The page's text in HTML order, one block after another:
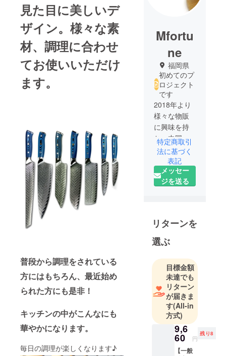
見た目に美しいデ
ザイン。様々な素
材、調理に合わせ
てお使いいただけ
ます。
普段から調理をされている
方にはもちろん、最近始め
られた方にも是非！
キッチンの中がこんなにも
華やかになります。
毎日の調理が楽しくなります♪
Mfortu
ne
福岡県
初めてのプ
ロジェクト
です
2018年より
様々な物販
に興味を持
ち、中国輸
入がきっか
けで現地の
色々なメー
カーとの関
を出品をさ
せていただ
いておりま
す。この度
はまだ日本
には販売さ
れていない
最新機種を
皆様に紹
介、メー
カーの知名
度アップ、
特定商取引
法に基づく
表記
メッセー
ジを送る
リターンを
選ぶ
目標金額
未達でも
リターン
が届きま
す(All-in
方式)
9,6
60 円
残り8
【一般